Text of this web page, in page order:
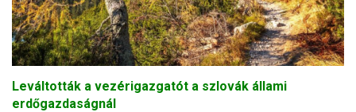
Leváltották a vezérigazgatót a szlovák állami
erdőgazdaságnál